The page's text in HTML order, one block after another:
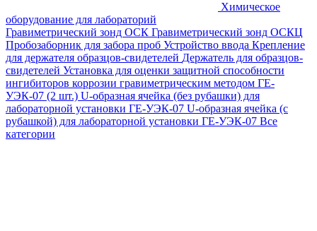
Химическое
оборудование для лабораторий
Гравиметрический зонд ОСК Гравиметрический зонд ОСКЦ
Пробозаборник для забора проб Устройство ввода Крепление
для держателя образцов-свидетелей Держатель для образцов-
свидетелей Установка для оценки защитной способности
ингибиторов коррозии гравиметрическим методом ГЕ-
УЭК-07 (2 шт.) U-образная ячейка (без рубашки) для
лабораторной установки ГЕ-УЭК-07 U-образная ячейка (с
рубашкой) для лабораторной установки ГЕ-УЭК-07 Все
категории